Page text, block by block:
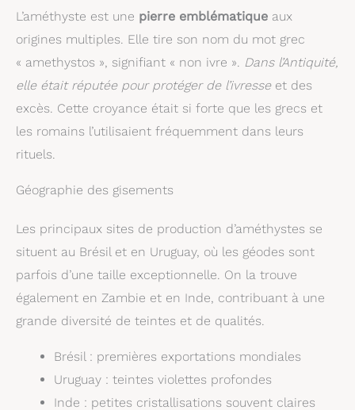
L’améthyste est une pierre emblématique aux
origines multiples. Elle tire son nom du mot grec
« amethystos », signifiant « non ivre ».
Dans l’Antiquité,
elle était réputée pour protéger de l’ivresseet des
excès. Cette croyance était si forte que les grecs et
les romains l’utilisaient fréquemment dans leurs
rituels.
Géographie des gisements
Les principaux sites de production d’améthystes se
situent au Brésil et en Uruguay, où les géodes sont
parfois d’une taille exceptionnelle. On la trouve
également en Zambie et en Inde, contribuant à une
grande diversité de teintes et de qualités.
Brésil : premières exportations mondiales
Uruguay : teintes violettes profondes
Inde : petites cristallisations souvent claires